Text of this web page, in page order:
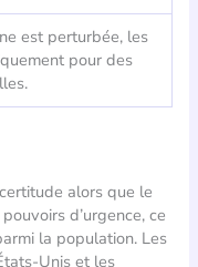
est perturbée, les
pour des
alors que le
d’urgence, ce
la population. Les
Unis et les